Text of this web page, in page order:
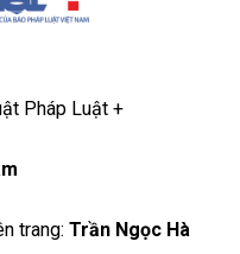
Pháp Luật +
trang: Trần Ngọc Hà